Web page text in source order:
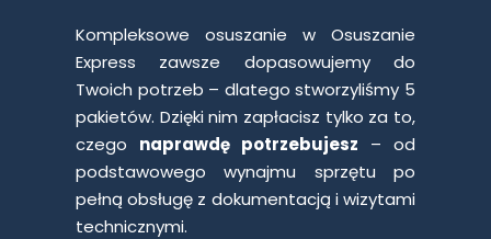
Kompleksowe osuszanie w Osuszanie
Express zawsze dopasowujemy do
Twoich potrzeb – dlatego stworzyliśmy 5
pakietów. Dzięki nim zapłacisz tylko za to,
czego naprawdę potrzebujesz – od
podstawowego wynajmu sprzętu po
pełną obsługę z dokumentacją i wizytami
technicznymi.